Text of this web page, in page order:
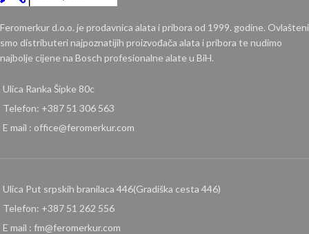
Feromerkur d.o.o. je prodavnica alata i pribora od 1999. godine. Ovlašteni
smo distributeri najpoznatijih proizvođača alata i pribora te nudimo
najbolje cijene na Bosch profesionalne alate u BiH.
Ulica Ranka Šipke 80c
Telefon: +387 51 306 563
E mail : office@feromerkur.com
Ulica Put srpskih branilaca 446(Gradiška cesta 446)
Telefon: +387 51 262 556
E mail : fm@feromerkur.com